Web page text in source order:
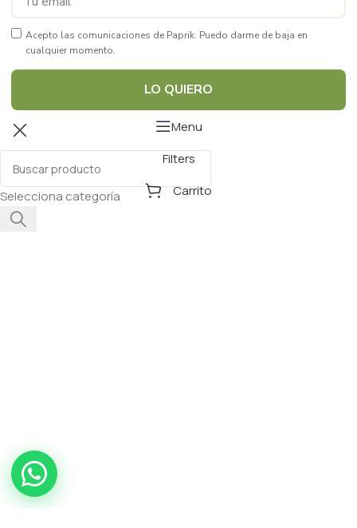
Paprik
Acepto las comunicaciones de Paprik. Puedo darme de baja en
cualquier momento.
LO QUIERO
Selecciona categoría
Menu
Filters
Carrito